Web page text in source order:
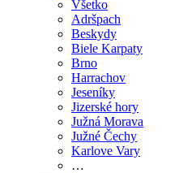
Všetko
Adršpach
Beskydy
Biele Karpaty
Brno
Harrachov
Jeseníky
Jizerské hory
Južná Morava
Južné Čechy
Karlove Vary
…